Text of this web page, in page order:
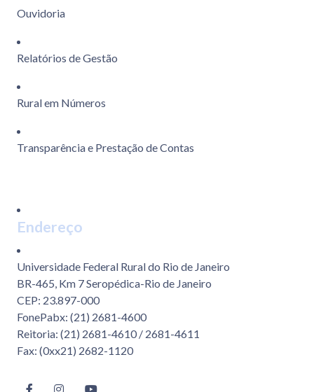
Ouvidoria
Relatórios de Gestão
Rural em Números
Transparência e Prestação de Contas
Endereço
Universidade Federal Rural do Rio de Janeiro
BR-465, Km 7 Seropédica-Rio de Janeiro
CEP: 23.897-000
FonePabx: (21) 2681-4600
Reitoria: (21) 2681-4610 / 2681-4611
Fax: (0xx21) 2682-1120